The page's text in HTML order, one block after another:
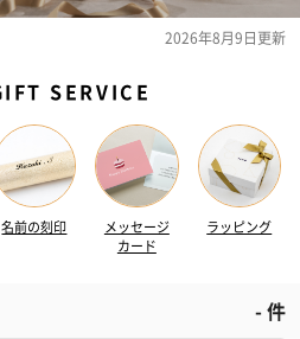
2026年8月9日更新
SERVICE
名前の刻印
メッセージ
カード
ラッピング
-件